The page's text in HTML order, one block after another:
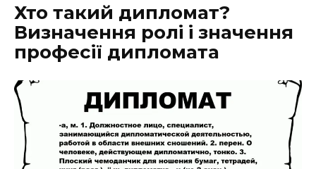
Хто такий дипломат?
Визначення ролі і значення
професії дипломата